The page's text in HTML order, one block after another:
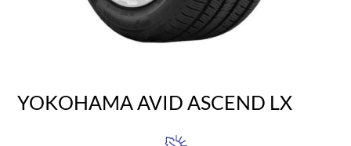
YOKOHAMA AVID ASCEND LX